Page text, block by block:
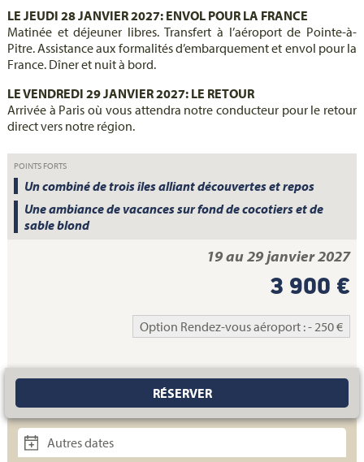
LE JEUDI 28 JANVIER 2027: ENVOL POUR LA FRANCE
Matinée et déjeuner libres. Transfert à l’aéroport de Pointe-à-
Pitre. Assistance aux formalités d’embarquement et envol pour la
France. Dîner et nuit à bord.
LE VENDREDI 29 JANVIER 2027: LE RETOUR
Arrivée à Paris où vous attendra notre conducteur pour le retour
direct vers notre région.
POINTS FORTS
Un combiné de trois îles alliant découvertes et repos
Une ambiance de vacances sur fond de cocotiers et de
sable blond
19 au 29 janvier 2027
3 900 €
Option Rendez-vous aéroport : - 250 €
RÉSERVER
Autres dates